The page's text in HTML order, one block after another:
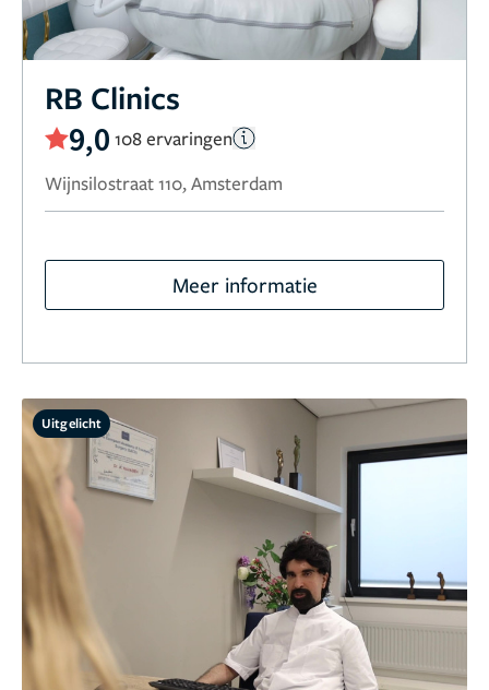
RB Clinics
9,0 108 ervaringen
Wijnsilostraat 110, Amsterdam
Meer informatie
Uitgelicht